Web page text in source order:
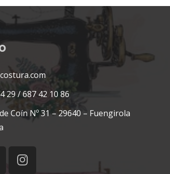
29 / 687 42 10 86
Coín Nº 31 – 29640 – Fuengirola